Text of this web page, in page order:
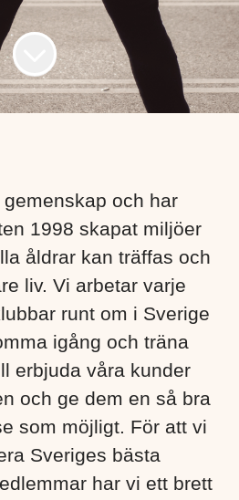
och har
1998 skapat miljöer
åldrar kan träffas och
liv. Vi arbetar varje
runt om i Sverige
igång och träna
erbjuda våra kunder
och ge dem en så bra
som möjligt. För att vi
Sveriges bästa
har vi ett brett